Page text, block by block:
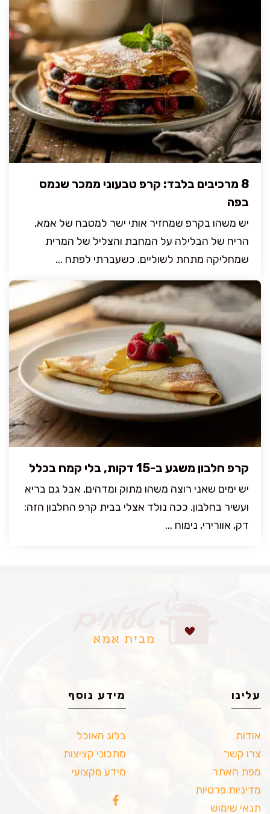
8 מרכיבים בלבד: קרפ טבעוני ממכר שנמס
בפה
יש משהו בקרפ שמחזיר אותי ישר למטבח של אמא,
הריח של הבלילה על המחבת והצליל של המרית
שמחליקה מתחת לשוליים. כשעברתי לפתח ...
קרפ חלבון משגע ב-15 דקות, בלי קמח בכלל
יש ימים שאני רוצה משהו מתוק ומדהים, אבל גם בריא
ועשיר בחלבון. ככה נולד אצלי בבית קרפ החלבון הזה:
דק, אוורירי, נימוח ...
עלינו
אודות
צרו קשר
מפת האתר
מדיניות פרטיות
תנאי שימוש
מידע נוסף
בלוג האוכל
מתכוני קציצות
מידע מקצועי